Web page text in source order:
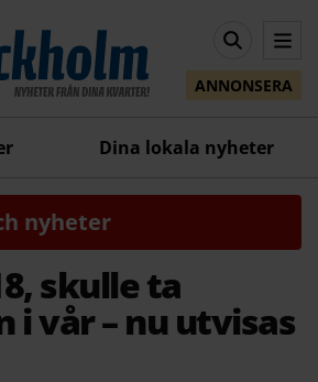
ANNONSERA
Dina lokala nyheter
nyheter
skulle ta
i vår – nu utvisas